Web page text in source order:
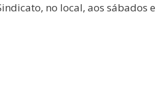
no local, aos sábados e